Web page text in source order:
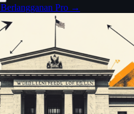
Berlangganan Pro →